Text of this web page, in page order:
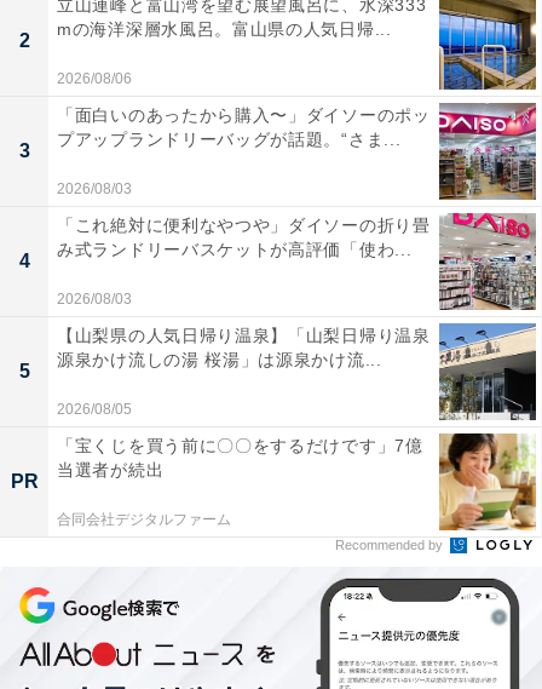
2
立山連峰と富山湾を望む展望風呂に、水深333
mの海洋深層水風呂。富山県の人気日帰...
2026/08/06
3
「面白いのあったから購入〜」ダイソーのポッ
プアップランドリーバッグが話題。“さま...
2026/08/03
4
「これ絶対に便利なやつや」ダイソーの折り畳
み式ランドリーバスケットが高評価「使わ...
2026/08/03
5
【山梨県の人気日帰り温泉】「山梨日帰り温泉
源泉かけ流しの湯 桜湯」は源泉かけ流...
2026/08/05
PR
「宝くじを買う前に〇〇をするだけです」7億
当選者が続出
合同会社デジタルファーム
Recommended by